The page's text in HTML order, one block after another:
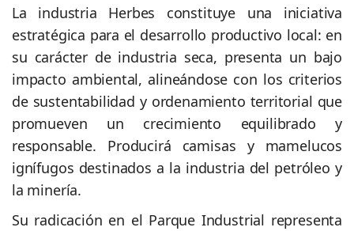
La industria Herbes constituye una iniciativa
estratégica para el desarrollo productivo local: en
su carácter de industria seca, presenta un bajo
impacto ambiental, alineándose con los criterios
de sustentabilidad y ordenamiento territorial que
promueven un crecimiento equilibrado y
responsable. Producirá camisas y mamelucos
ignífugos destinados a la industria del petróleo y
la minería.
Su radicación en el Parque Industrial representa